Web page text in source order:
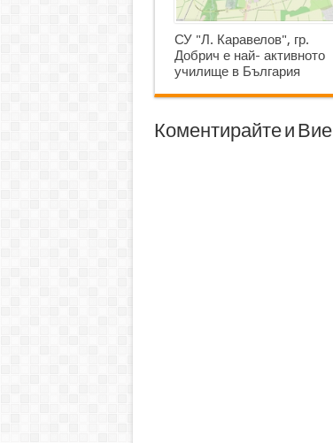
СУ "Л. Каравелов", гр.
Добрич е най- активното
училище в България
Коментирайте и Вие